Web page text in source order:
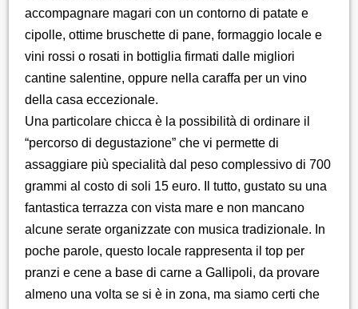
accompagnare magari con un contorno di patate e
cipolle, ottime bruschette di pane, formaggio locale e
vini rossi o rosati in bottiglia firmati dalle migliori
cantine salentine, oppure nella caraffa per un vino
della casa eccezionale.
Una particolare chicca è la possibilità di ordinare il
“percorso di degustazione” che vi permette di
assaggiare più specialità dal peso complessivo di 700
grammi al costo di soli 15 euro. Il tutto, gustato su una
fantastica terrazza con vista mare e non mancano
alcune serate organizzate con musica tradizionale. In
poche parole, questo locale rappresenta il top per
pranzi e cene a base di carne a Gallipoli, da provare
almeno una volta se si è in zona, ma siamo certi che